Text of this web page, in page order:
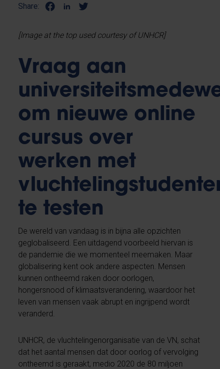
Share:
[Image at the top used courtesy of UNHCR]
Vraag aan
om nieuwe online
cursus over
werken met
te testen
De wereld van vandaag is in bijna alle opzichten
geglobaliseerd. Een uitdagend voorbeeld hiervan is
de pandemie die we momenteel meemaken. Maar
globalisering kent ook andere aspecten. Mensen
kunnen ontheemd raken door oorlogen,
hongersnood of klimaatsverandering, waardoor het
leven van mensen vaak abrupt en ingrijpend wordt
veranderd.
UNHCR, de vluchtelingenorganisatie van de VN, schat
dat het aantal mensen dat door oorlog of vervolging
ontheemd is geraakt, medio 2020 de 80 miljoen